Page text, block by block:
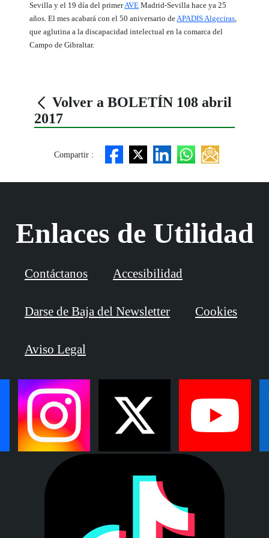
Sevilla y el 19 día del primerAVE Madrid-Sevilla hace ya 25
años. El mes acabará con el 50 aniversario deAPADIS Algeciras,
que aglutina a la discapacidad intelectual en la comarca del
Campo de Gibraltar.
Volver a BOLETÍN 108 abril
2017
Compartir :
Enlaces de Utilidad
Contáctanos Accesibilidad
Darse de Baja del Newsletter Cookies
Aviso Legal